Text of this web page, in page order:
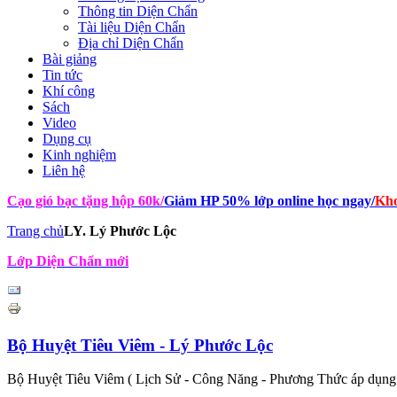
Thông tin Diện Chẩn
Tài liệu Diện Chẩn
Địa chỉ Diện Chẩn
Bài giảng
Tin tức
Khí công
Sách
Video
Dụng cụ
Kinh nghiệm
Liên hệ
Cạo gió bạc tặng hộp 60k/Giảm HP 50% lớp online học ngay/
Trang chủLY. Lý Phước Lộc
Lớp Diện Chẩn mới
Bộ Huyệt Tiêu Viêm - Lý Phước Lộc
Bộ Huyệt Tiêu Viêm ( Lịch Sử - Công Năng - Phương Thức áp